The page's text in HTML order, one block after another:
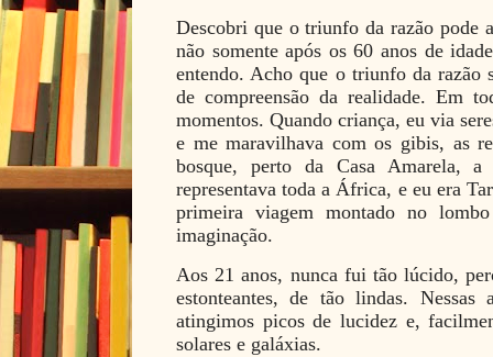
Descobri que o triunfo da razão pode
não somente após os 60 anos de
entendo. Acho que o triunfo da razão
de compreensão da realidade. Em
momentos. Quando criança, eu via
e me maravilhava com os gibis, as
bosque, perto da Casa Amarela,
representava toda a África, e eu era
primeira viagem montado no
imaginação.
Aos 21 anos, nunca fui tão lúcido,
estonteantes, de tão lindas.
atingimos picos de lucidez e,
solares e galáxias.